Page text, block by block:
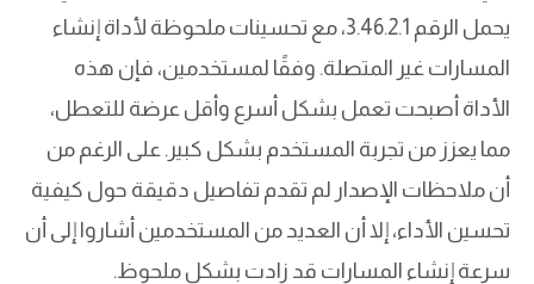
يحمل الرقم 3.46.2.1، مع تحسينات ملحوظة لأداة إنشاء
المسارات غير المتصلة. وفقًا لمستخدمين، فإن هذه
الأداة أصبحت تعمل بشكل أسرع وأقل عرضة للتعطل،
مما يعزز من تجربة المستخدم بشكل كبير. على الرغم من
أن ملاحظات الإصدار لم تقدم تفاصيل دقيقة حول كيفية
تحسين الأداء، إلا أن العديد من المستخدمين أشاروا إلى أن
سرعة إنشاء المسارات قد زادت بشكل ملحوظ.